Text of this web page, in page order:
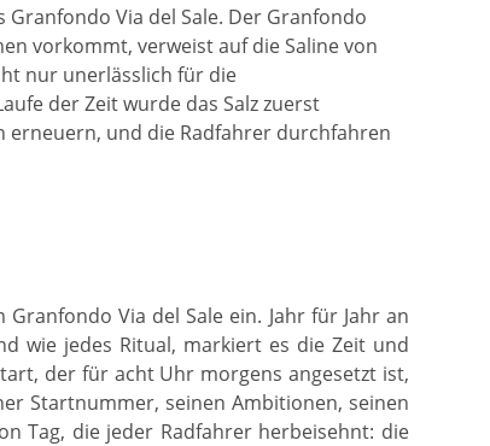
Via del Sale. Der Granfondo
vorkommt, verweist auf die Saline von
nur unerlässlich für die
der Zeit wurde das Salz zuerst
erneuern, und die Radfahrer durchfahren
Via del Sale ein. Jahr für Jahr an
wie jedes Ritual, markiert es die Zeit und
der für acht Uhr morgens angesetzt ist,
Startnummer, seinen Ambitionen, seinen
Tag, die jeder Radfahrer herbeisehnt: die